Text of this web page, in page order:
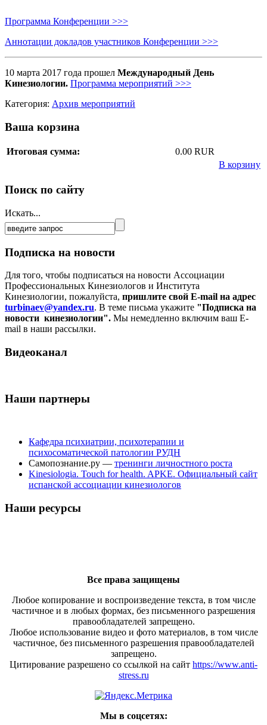
Программа Конференции >>>
Аннотации докладов участников Конференции >>>
10 марта 2017 года прошел Международный День
Кинезиологии. Программа мероприятий >>>
Категория: Архив мероприятий
Ваша корзина
Итоговая сумма:
0.00 RUR
В корзину
Поиск по сайту
Искать...
Подписка на новости
Для того, чтобы подписаться на новости Ассоциации
Профессиональных Кинезиологов и Института
Кинезиологии, пожалуйста, пришлите свой E-mail на адрес
turbinaev@yandex.ru. В теме письма укажите "Подписка на
новости кинезиологии". Мы немедленно включим ваш E-
mail в наши рассылки.
Видеоканал
Наши партнеры
Кафедра психиатрии, психотерапии и
психосоматической патологии РУДН
Самопознание.ру — тренинги личностного роста
Kinesiologia. Touch for health. APKE. Официальный сайт
испанской ассоциации кинезиологов
Наши ресурсы
Все права защищены
Любое копирование и воспроизведение текста, в том числе
частичное и в любых формах, без письменного разрешения
правообладателей запрещено.
Любое использование видео и фото материалов, в том числе
частичное, без письменного разрешения правообладателей
запрещено.
Цитирование разрешено со ссылкой на сайт https://www.anti-
stress.ru
Мы в соцсетях: